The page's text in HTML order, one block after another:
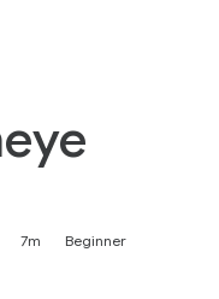
7m
Beginner